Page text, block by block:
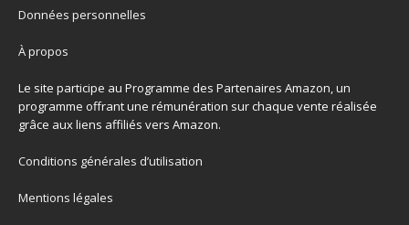
Données personnelles
À propos
Le site participe au Programme des Partenaires Amazon, un
programme offrant une rémunération sur chaque vente réalisée
grâce aux liens affiliés vers Amazon.
Conditions générales d’utilisation
Mentions légales